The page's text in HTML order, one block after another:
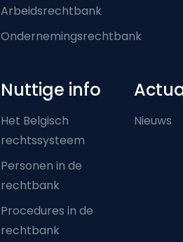
Arbeidsrechtbank
Ondernemingsrechtbank
Nuttige info
Het Belgisch
rechtssysteem
Personen in de
rechtbank
Procedures in de
rechtbank
Nieuws